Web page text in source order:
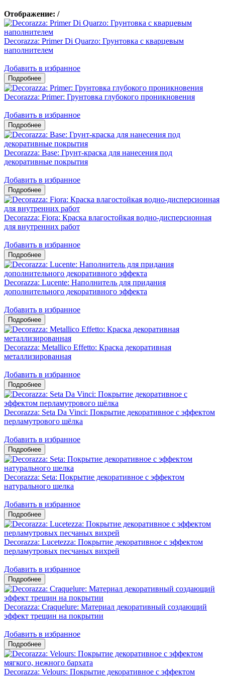
Отображение: /
Decorazza: Primer Di Quarzo: Грунтовка с кварцевым
наполнителем
Добавить в избранное
Decorazza: Primer: Грунтовка глубокого проникновения
Добавить в избранное
Decorazza: Base: Грунт-краска для нанесения под
декоративные покрытия
Добавить в избранное
Decorazza: Fiora: Краска влагостойкая водно-дисперсионная
для внутренних работ
Добавить в избранное
Decorazza: Lucente: Наполнитель для придания
дополнительного декоративного эффекта
Добавить в избранное
Decorazza: Metallico Effetto: Краска декоративная
металлизированная
Добавить в избранное
Decorazza: Seta Da Vinci: Покрытие декоративное с эффектом
перламутрового шёлка
Добавить в избранное
Decorazza: Seta: Покрытие декоративное с эффектом
натурального шелка
Добавить в избранное
Decorazza: Lucetezza: Покрытие декоративное с эффектом
перламутровых песчаных вихрей
Добавить в избранное
Decorazza: Craquelure: Материал декоративный создающий
эффект трещин на покрытии
Добавить в избранное
Decorazza: Velours: Покрытие декоративное с эффектом